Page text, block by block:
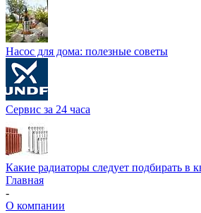
Насос для дома: полезные советы
Сервис за 24 часа
Какие радиаторы следует подбирать в
Главная
-
О компании